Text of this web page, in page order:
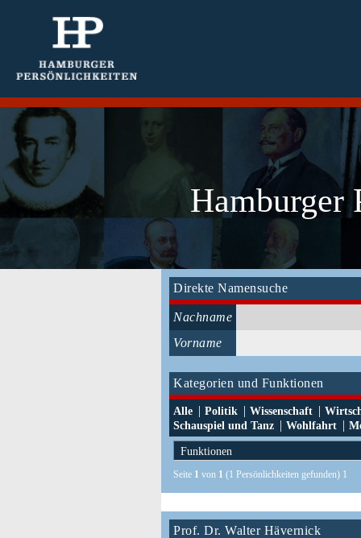
Hamburger
Direkte Namensuche
Nachname
Vorname
Kategorien und Funktionen
Alle | Politik | Wissenschaft |
Schauspiel und Tanz | Wohlfahrt |
Seite 1 von 1 (1 Persönlichkeiten gefunden) 1
Prof. Dr. Walter Hävernick